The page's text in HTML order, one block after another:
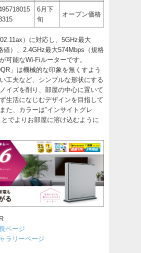
6月下
旬
オープン価格
）に対応し、5GHz最大
値）、2.4GHz最大574Mbps（規格
可能なWi-Fiルーターです。
」は機械的な印象を無くすよう
工夫など、シンプルな形状にする
イズを削り、部屋の中心に置いて
生活になじむデザインを目指して
た、カラーは”インサイトグレ
とでよりお部屋に溶け込むように
ページ
ラリーページ